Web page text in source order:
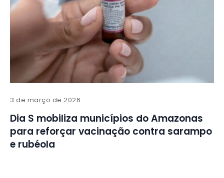
3 de março de 2026
Dia S mobiliza municípios do Amazonas
para reforçar vacinação contra sarampo
e rubéola